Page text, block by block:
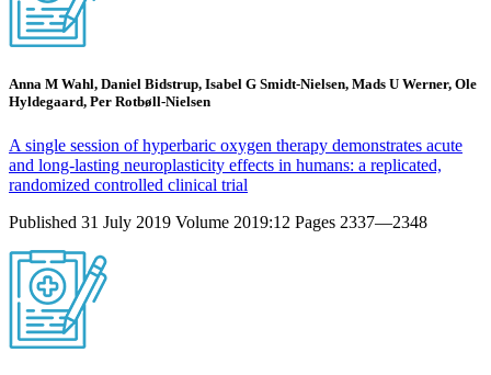
Anna M Wahl, Daniel Bidstrup, Isabel G Smidt-Nielsen, Mads U Werner, Ole
Hyldegaard, Per Rotbøll-Nielsen
A single session of hyperbaric oxygen therapy demonstrates acute
and long-lasting neuroplasticity effects in humans: a replicated,
randomized controlled clinical trial
Published 31 July 2019 Volume 2019:12 Pages 2337—2348